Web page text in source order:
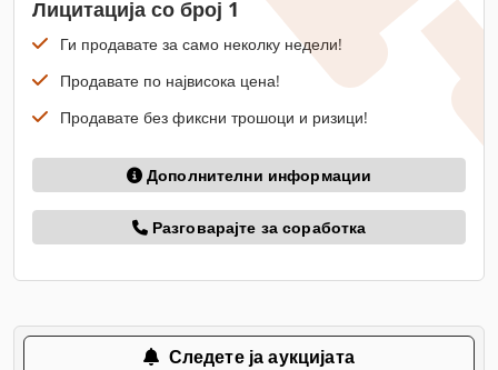
Лицитација со број 1
Ги продавате за само неколку недели!
Продавате по највисока цена!
Продавате без фиксни трошоци и ризици!
Дополнителни информации
Разговарајте за соработка
Следете ја аукцијата